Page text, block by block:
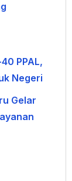
PPAL,
Negeri
Gelar